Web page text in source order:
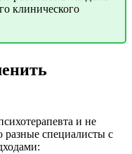
клинического
и не
разные специалисты с